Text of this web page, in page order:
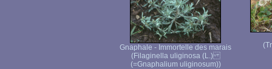
Gnaphale - Immortelle des marais
(Filaginella uliginosa (L.)
(=Gnaphalium uliginosum))